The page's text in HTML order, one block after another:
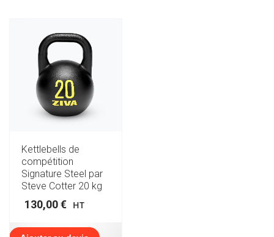
Kettlebells de
compétition
Signature Steel par
Steve Cotter 20 kg
130,00€ HT